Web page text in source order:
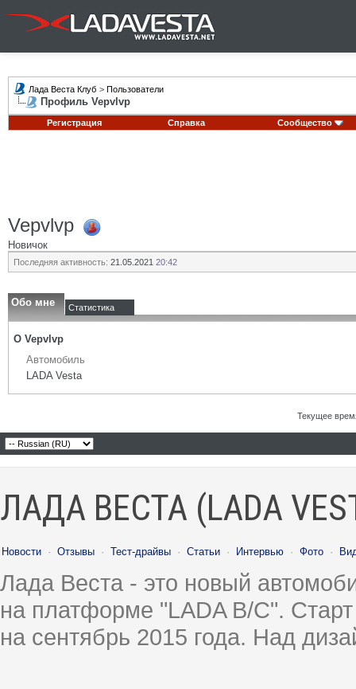
Лада Веста Клуб > Пользователи
Профиль Vepvlvp
Регистрация Справка Сообщество
Vepvlvp
Новичок
Последняя активность: 21.05.2021 20:42
Обо мне Статистика
О Vepvlvp
Автомобиль
LADA Vesta
Текущее
ЛАДА ВЕСТА (LADA
Новости · Отзывы · Тест-драйвы · Статьи · Интервью · Фото ·
Лада Веста - это новый
на платформе "LADA B/C".
на сентябрь 2015 года. Над